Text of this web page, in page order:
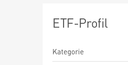
ETF-Profil
Kategorie